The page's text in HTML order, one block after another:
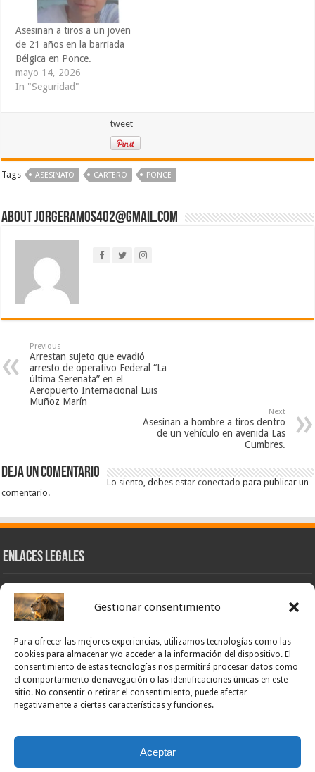
Gestionar consentimiento
Para ofrecer las mejores experiencias, utilizamos tecnologías como las
cookies para almacenar y/o acceder a la información del dispositivo. El
consentimiento de estas tecnologías nos permitirá procesar datos como
el comportamiento de navegación o las identificaciones únicas en este
sitio. No consentir o retirar el consentimiento, puede afectar
negativamente a ciertas características y funciones.
Aceptar
Asesinan a tiros a un joven
de 21 años en la barriada
Bélgica en Ponce.
mayo 14, 2026
In "Seguridad"
tweet
Tags ASESINATO CARTERO PONCE
About jorgeramos402@gmail.com
Previous
Arrestan sujeto que evadió
arresto de operativo Federal “La
última Serenata” en el
Aeropuerto Internacional Luis
Muñoz Marín
Next
Asesinan a hombre a tiros dentro
de un vehículo en avenida Las
Cumbres.
Deja un comentario
Lo siento, debes estarconectado para publicar un
comentario.
Enlaces Legales
Nuestra Esencia
Pulso Global
POLÍTICA DE PRIVACIDAD – NOTICIAS PONCE OFICIAL
TÉRMINOS Y CONDICIONES – NOTICIAS PONCE OFICIAL
Opt-out preferences